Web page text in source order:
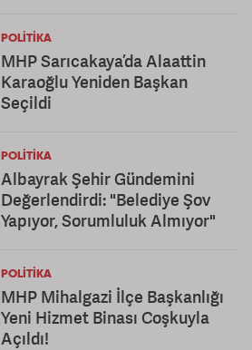
POLITIKA
MHP Sarıcakaya’da Alaattin
Karaoğlu Yeniden Başkan
Seçildi
POLITIKA
Albayrak Şehir Gündemini
Değerlendirdi: "Belediye Şov
Yapıyor, Sorumluluk Almıyor"
POLITIKA
MHP Mihalgazi İlçe Başkanlığı
Yeni Hizmet Binası Coşkuyla
Açıldı!